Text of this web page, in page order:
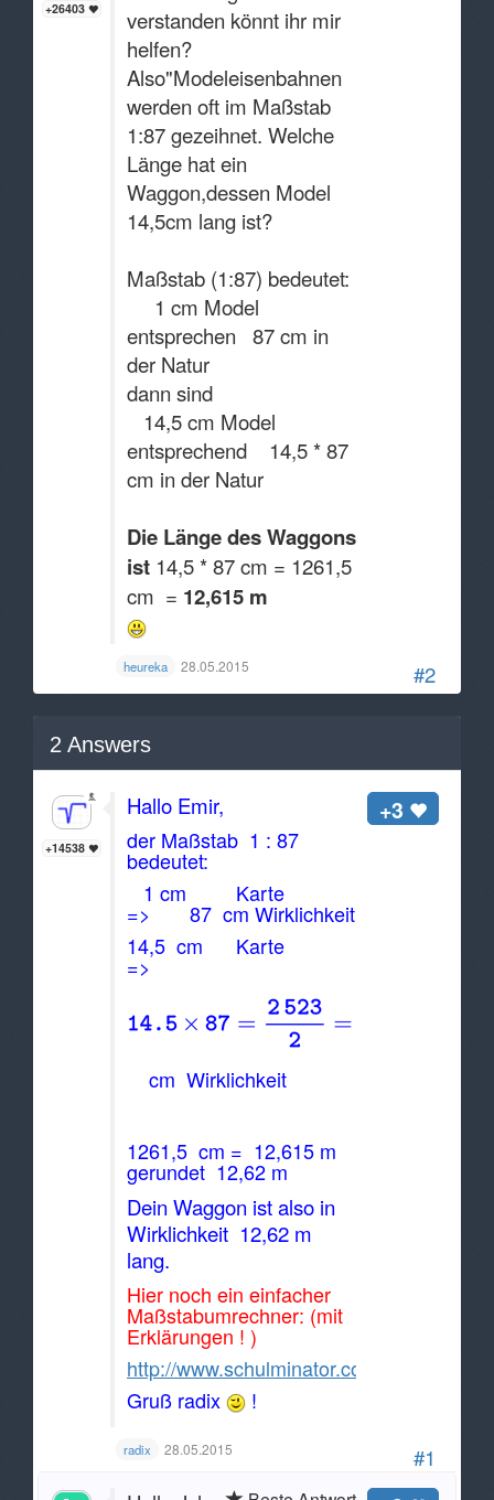
#2
+26403
verstanden könnt ihr mir
helfen?
Also"Modeleisenbahnen
werden oft im Maßstab
1:87 gezeihnet. Welche
Länge hat ein
Waggon,dessen Model
14,5cm lang ist?
Maßstab (1:87) bedeutet:
1 cm Model
entsprechen 87 cm in
der Natur
dann sind
14,5 cm Model
entsprechend 14,5 * 87
cm in der Natur
Die Länge des Waggons
ist 14,5 * 87 cm = 1261,5
cm = 12,615 m
heureka 28.05.2015
2 Answers
#1
+14538
+3
Hallo Emir,
der Maßstab 1 : 87
bedeutet:
1 cm Karte
=> 87 cm Wirklichkeit
14,5 cm Karte
=>
cm Wirklichkeit
1261,5 cm = 12,615 m
gerundet 12,62 m
Dein Waggon ist also in
Wirklichkeit 12,62 m
lang.
Hier noch ein einfacher
Maßstabumrechner: (mit
Erklärungen ! )
http://www.schulminator.com/
Gruß radix
!
radix 28.05.2015